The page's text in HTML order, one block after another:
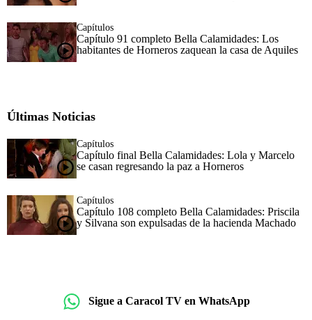
Capítulos
Capítulo 91 completo Bella Calamidades: Los
habitantes de Horneros zaquean la casa de Aquiles
Últimas Noticias
Capítulos
Capítulo final Bella Calamidades: Lola y Marcelo
se casan regresando la paz a Horneros
Capítulos
Capítulo 108 completo Bella Calamidades: Priscila
y Silvana son expulsadas de la hacienda Machado
Sigue a Caracol TV en WhatsApp